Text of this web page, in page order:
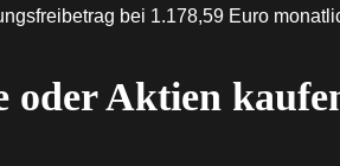
bei 1.178,59 Euro
oder Aktien